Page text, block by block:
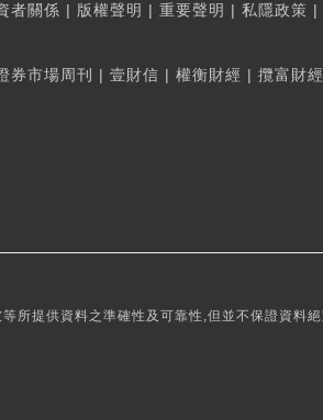
者關係 | 版權聲明 | 重要聲明 | 私隱政策 |
券市場周刊 | 壹財信 | 權衡財經 | 攬富財經
所提供資料之準確性及可靠性,但並不保證資料